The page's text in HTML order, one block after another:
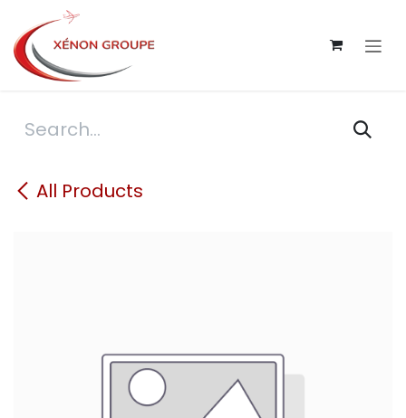
Skip to Content
All Products